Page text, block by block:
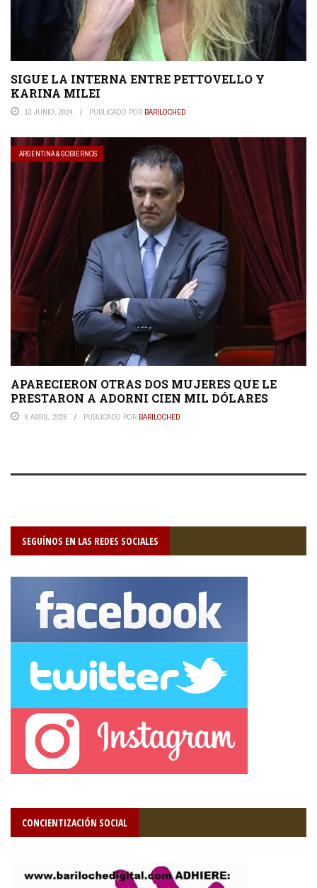
SIGUE LA INTERNA ENTRE PETTOVELLO Y
KARINA MILEI
13 JUNIO, 2024 PUBLICADO POR BARILOCHED
ARGENTINA & GOBIERNOS
APARECIERON OTRAS DOS MUJERES QUE LE
PRESTARON A ADORNI CIEN MIL DÓLARES
6 ABRIL, 2026 PUBLICADO POR BARILOCHED
SEGUÍNOS EN LAS REDES SOCIALES
CONCIENTIZACIÓN SOCIAL